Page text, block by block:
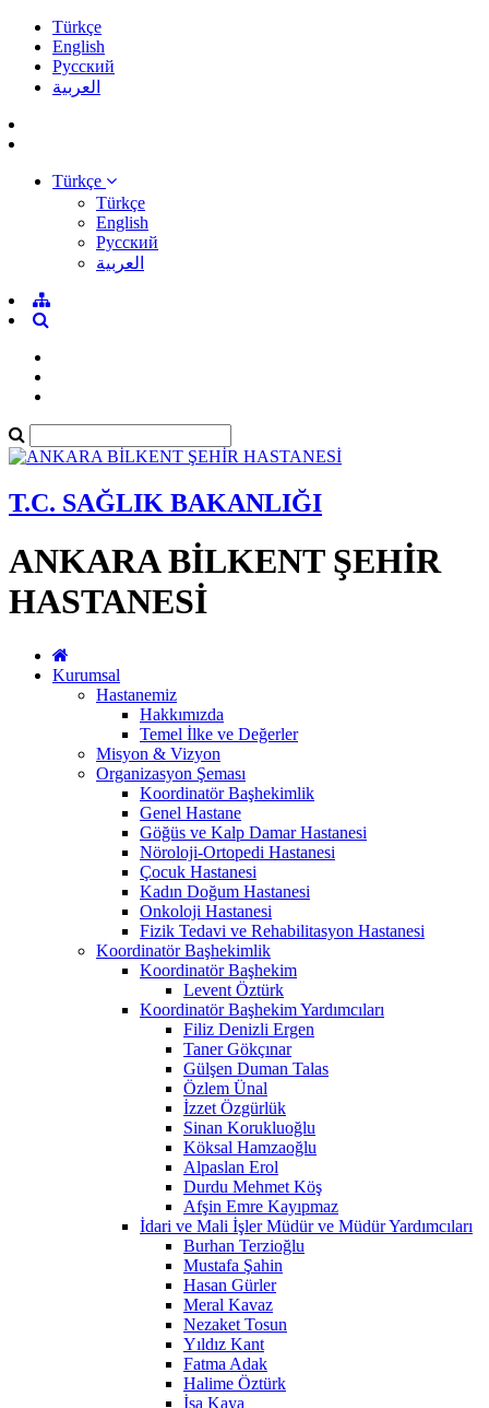
Türkçe
English
Pусский
العربية
Türkçe
Türkçe
English
Pусский
العربية
T.C. SAĞLIK BAKANLIĞI
ANKARA BİLKENT ŞEHİR
HASTANESİ
Kurumsal
Hastanemiz
Hakkımızda
Temel İlke ve Değerler
Misyon & Vizyon
Organizasyon Şeması
Koordinatör Başhekimlik
Genel Hastane
Göğüs ve Kalp Damar Hastanesi
Nöroloji-Ortopedi Hastanesi
Çocuk Hastanesi
Kadın Doğum Hastanesi
Onkoloji Hastanesi
Fizik Tedavi ve Rehabilitasyon Hastanesi
Koordinatör Başhekimlik
Koordinatör Başhekim
Levent Öztürk
Koordinatör Başhekim Yardımcıları
Filiz Denizli Ergen
Taner Gökçınar
Gülşen Duman Talas
Özlem Ünal
İzzet Özgürlük
Sinan Korukluoğlu
Köksal Hamzaoğlu
Alpaslan Erol
Durdu Mehmet Köş
Afşin Emre Kayıpmaz
İdari ve Mali İşler Müdür ve Müdür Yardımcıları
Burhan Terzioğlu
Mustafa Şahin
Hasan Gürler
Meral Kavaz
Nezaket Tosun
Yıldız Kant
Fatma Adak
Halime Öztürk
İsa Kaya